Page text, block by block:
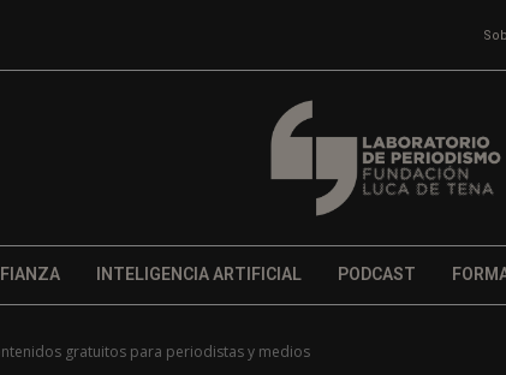
INTELIGENCIA ARTIFICIAL PODCAST
gratuitos para periodistas y medios